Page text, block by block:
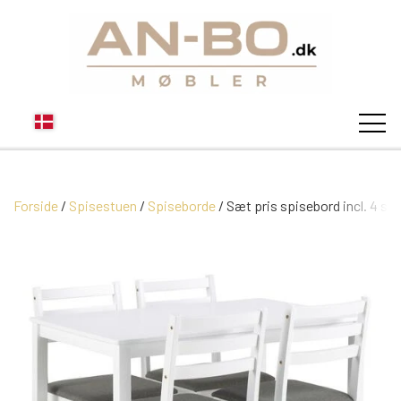
STUEN
MODUL SOFAER
MODUL SOFA DALLAS
SOFABORDE
SPISESTUEN
VITRINER
SOVEVÆRELSE
Forside Spisestuen Spiseborde Sæt pris spisebord incl. 4